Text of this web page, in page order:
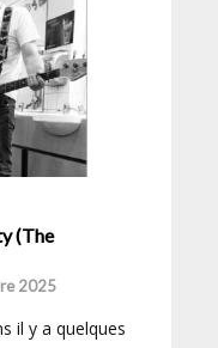
(The
2025
il y a quelques